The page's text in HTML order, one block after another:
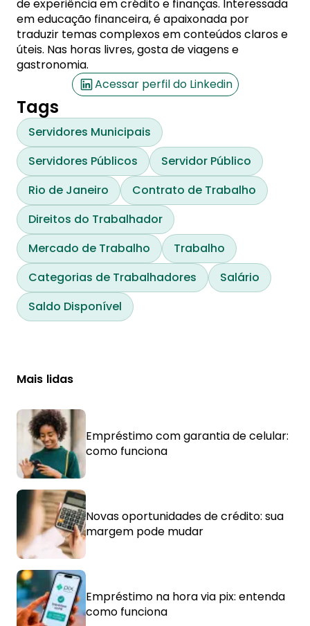
de experiência em crédito e finanças. Interessada
em educação financeira, é apaixonada por
traduzir temas complexos em conteúdos claros e
úteis. Nas horas livres, gosta de viagens e
gastronomia.
Acessar perfil do Linkedin
Tags
Servidores Municipais
Servidores Públicos
Servidor Público
Rio de Janeiro
Contrato de Trabalho
Direitos do Trabalhador
Mercado de Trabalho
Trabalho
Categorias de Trabalhadores
Salário
Saldo Disponível
Mais lidas
Empréstimo com garantia de celular:
como funciona
Novas oportunidades de crédito: sua
margem pode mudar
Empréstimo na hora via pix: entenda
como funciona